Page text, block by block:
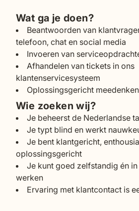
Wat ga je doen?
Beantwoorden van
telefoon, chat en social media
Invoeren van
Afhandelen van tickets in ons
klantenservicesysteem
Oplossingsgericht
Wie zoeken wij?
Je beheerst de Nederlandse
Je typt blind en werkt
Je bent klantgericht,
oplossingsgericht
Je kunt goed zelfstandig én
werken
Ervaring met klantcontact is